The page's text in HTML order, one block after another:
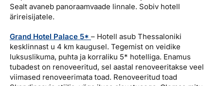
Sealt avaneb panoraamvaade linnale. Sobiv hotell
ärireisijatele.
Grand Hotel Palace 5* – Hotell asub Thessaloniki
kesklinnast u 4 km kaugusel. Tegemist on veidike
luksuslikuma, puhta ja korraliku 5* hotelliga. Enamus
tubadest on renoveeritud, sel aastal renoveeritakse veel
viimased renoveerimata toad. Renoveeritud toad